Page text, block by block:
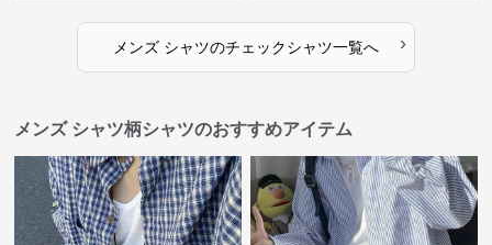
メンズ シャツのチェックシャツ一覧へ ›
メンズ シャツ柄シャツのおすすめアイテム